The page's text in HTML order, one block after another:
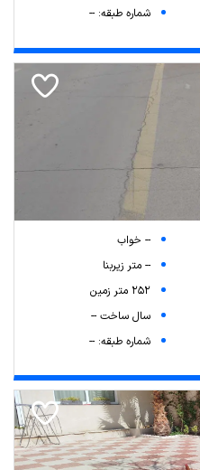
شماره طبقه: --
-- خواب
-- متر زیربنا
252 متر زمین
سال ساخت --
شماره طبقه: --